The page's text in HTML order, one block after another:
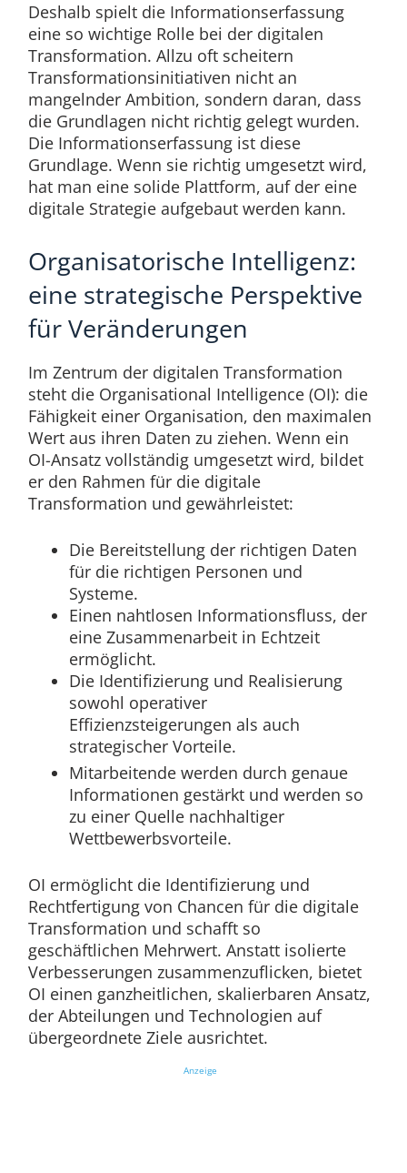
Deshalb spielt die Informationserfassung
eine so wichtige Rolle bei der digitalen
Transformation. Allzu oft scheitern
Transformationsinitiativen nicht an
mangelnder Ambition, sondern daran, dass
die Grundlagen nicht richtig gelegt wurden.
Die Informationserfassung ist diese
Grundlage. Wenn sie richtig umgesetzt wird,
hat man eine solide Plattform, auf der eine
digitale Strategie aufgebaut werden kann.
Organisatorische Intelligenz:
eine strategische Perspektive
für Veränderungen
Im Zentrum der digitalen Transformation
steht die Organisational Intelligence (OI): die
Fähigkeit einer Organisation, den maximalen
Wert aus ihren Daten zu ziehen. Wenn ein
OI-Ansatz vollständig umgesetzt wird, bildet
er den Rahmen für die digitale
Transformation und gewährleistet:
Die Bereitstellung der richtigen Daten
für die richtigen Personen und
Systeme.
Einen nahtlosen Informationsfluss, der
eine Zusammenarbeit in Echtzeit
ermöglicht.
Die Identifizierung und Realisierung
sowohl operativer
Effizienzsteigerungen als auch
strategischer Vorteile.
Mitarbeitende werden durch genaue
Informationen gestärkt und werden so
zu einer Quelle nachhaltiger
Wettbewerbsvorteile.
OI ermöglicht die Identifizierung und
Rechtfertigung von Chancen für die digitale
Transformation und schafft so
geschäftlichen Mehrwert. Anstatt isolierte
Verbesserungen zusammenzuflicken, bietet
OI einen ganzheitlichen, skalierbaren Ansatz,
der Abteilungen und Technologien auf
übergeordnete Ziele ausrichtet.
Anzeige